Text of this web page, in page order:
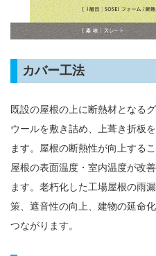
カバー工法
既設の屋根の上に断熱材となる
ウールを敷き詰め、上葺き折板
ます。屋根の断熱性が向上する
屋根の表面温度・室内温度が改
ます。老朽化した工場屋根の雨
策、遮音性の向上、建物の延命
つながります。